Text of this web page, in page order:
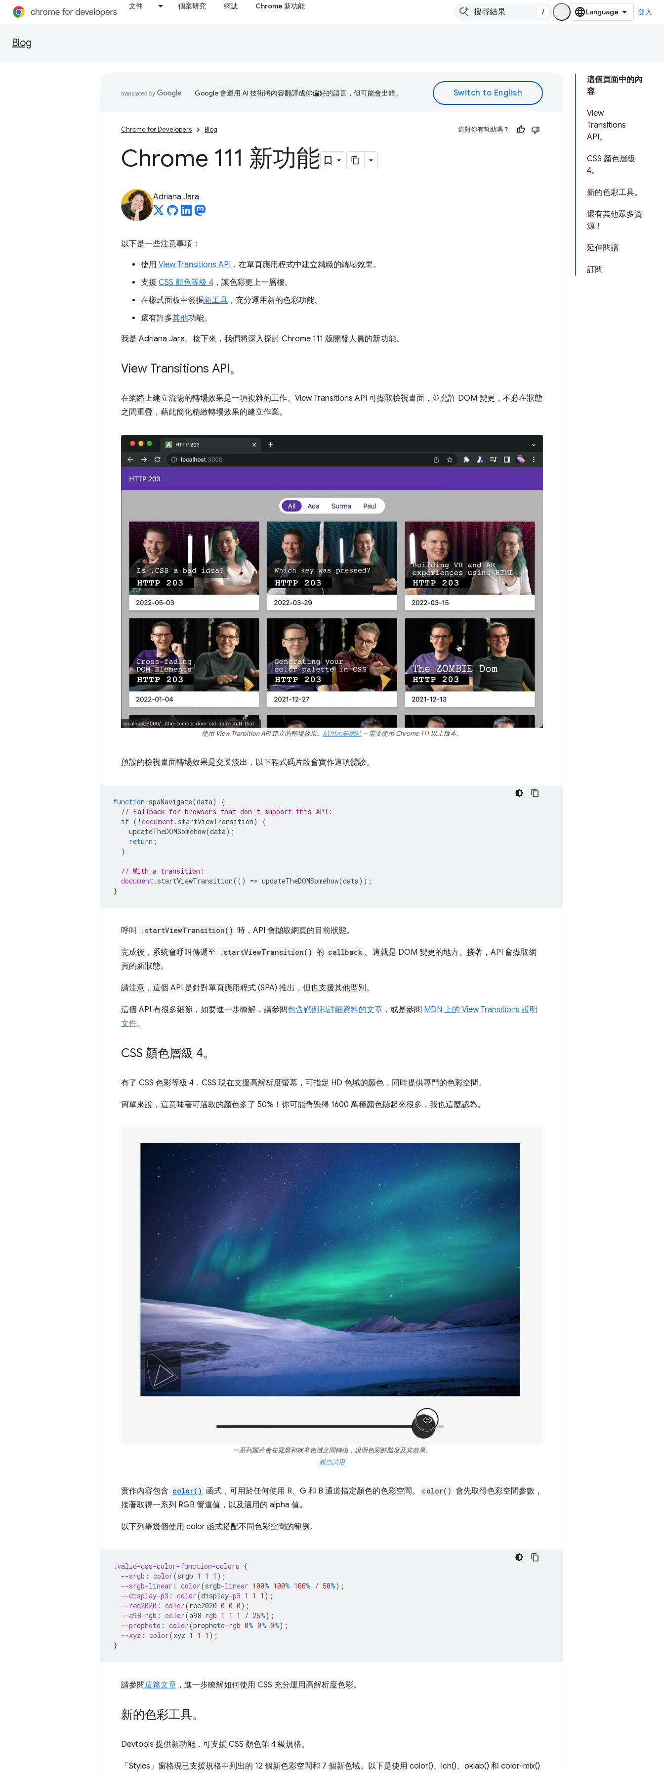
文件 個案研究 網誌 Chrome 新功能
/ 登入
Blog
這個頁面中的內
容
View
Transitions
API。
CSS 顏色層級
4。
新的色彩工具。
還有其他眾多資
源！
延伸閱讀
訂閱
Google 會運用 AI 技術將內容翻譯成你偏好的語言，但可能會出錯。
Chrome for Developers Blog 這對你有幫助嗎？
Chrome 111 新功能
Adriana Jara
以下是一些注意事項：
使用 View Transitions API ，在單頁應用程式中建立精緻的轉場效果。
支援 CSS 顏色等級 4 ，讓色彩更上一層樓。
在樣式面板中發掘新工具 ，充分運用新的色彩功能。
還有許多其他功能。
我是 Adriana Jara。接下來，我們將深入探討 Chrome 111 版開發人員的新功能。
View Transitions API。
在網路上建立流暢的轉場效果是一項複雜的工作。View Transitions API 可擷取檢視畫面，並允許 DOM 變更，不必在狀態
之間重疊，藉此簡化精緻轉場效果的建立作業。
使用 View Transition API 建立的轉場效果。 試用示範網站– 需要使用 Chrome 111 以上版本。
預設的檢視畫面轉場效果是交叉淡出，以下程式碼片段會實作這項體驗。
function spaNavigate(data)
{
// Fallback for browsers that don't support this API:
if ( ! document. startViewTransition)
{
updateTheDOMSomehow(data);
return ;
}
// With a transition:
document. startViewTransition(() => updateTheDOMSomehow(data));
}
呼叫 .startViewTransition() 時，API 會擷取網頁的目前狀態。
完成後，系統會呼叫傳遞至 .startViewTransition() 的 callback 。這就是 DOM 變更的地方。接著，API 會擷取網
頁的新狀態。
請注意，這個 API 是針對單頁應用程式 (SPA) 推出，但也支援其他型別。
這個 API 有很多細節，如要進一步瞭解，請參閱包含範例和詳細資料的文章 ，或是參閱 MDN 上的 View Transitions 說明
文件。
CSS 顏色層級 4。
有了 CSS 色彩等級 4，CSS 現在支援高解析度螢幕，可指定 HD 色域的顏色，同時提供專門的色彩空間。
簡單來說，這意味著可選取的顏色多了 50%！你可能會覺得 1600 萬種顏色聽起來很多，我也這麼認為。
一系列圖片會在寬廣和狹窄色域之間轉換，說明色彩鮮豔度及其效果。
親自試用
實作內容包含 color() 函式，可用於任何使用 R、G 和 B 通道指定顏色的色彩空間。 color() 會先取得色彩空間參數，
接著取得一系列 RGB 管道值，以及選用的 alpha 值。
以下列舉幾個使用 color 函式搭配不同色彩空間的範例。
.valid-css-color-function-colors {
--srgb : color(srgb 1 1 1 );
--srgb-linear : color(srgb-linear 100% 100% 100% / 50%);
--display-p3 : color(display-p3 1 1 1 );
--rec2020 : color(rec2020 0 0 0);
--a98-rgb : color(a98-rgb 1 1 1 / 25%);
--prophoto : color(prophoto-rgb 0% 0% 0%);
--xyz : color(xyz 1 1 1 );
}
請參閱這篇文章 ，進一步瞭解如何使用 CSS 充分運用高解析度色彩。
新的色彩工具。
Devtools 提供新功能，可支援 CSS 顏色第 4 級規格。
「Styles」 窗格現已支援規格中列出的 12 個新色彩空間和 7 個新色域。以下是使用 color()、lch()、oklab() 和 color-mix()